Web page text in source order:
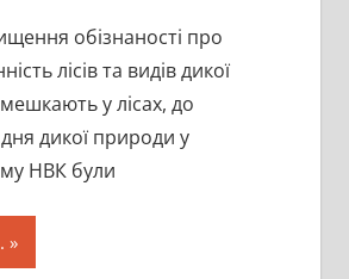
обізнаності про
лісів та видів дикої
у лісах, до
дикої природи у
НВК були